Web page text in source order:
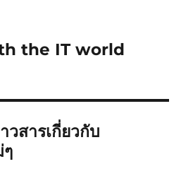
the IT world
วสารเกี่ยวกับ